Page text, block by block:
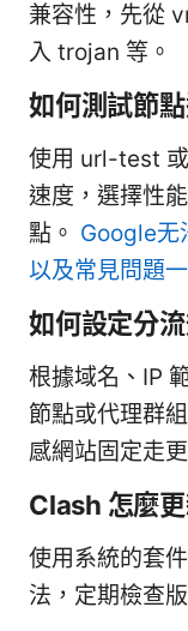
兼容性，先從
入 trojan 等。
如何測試節
使用 url-test
速度，選擇性
點。 Google无
以及常見問題
如何設定分
根據域名、IP
節點或代理群
感網站固定走
Clash 怎麼更
使用系統的套
法，定期檢查